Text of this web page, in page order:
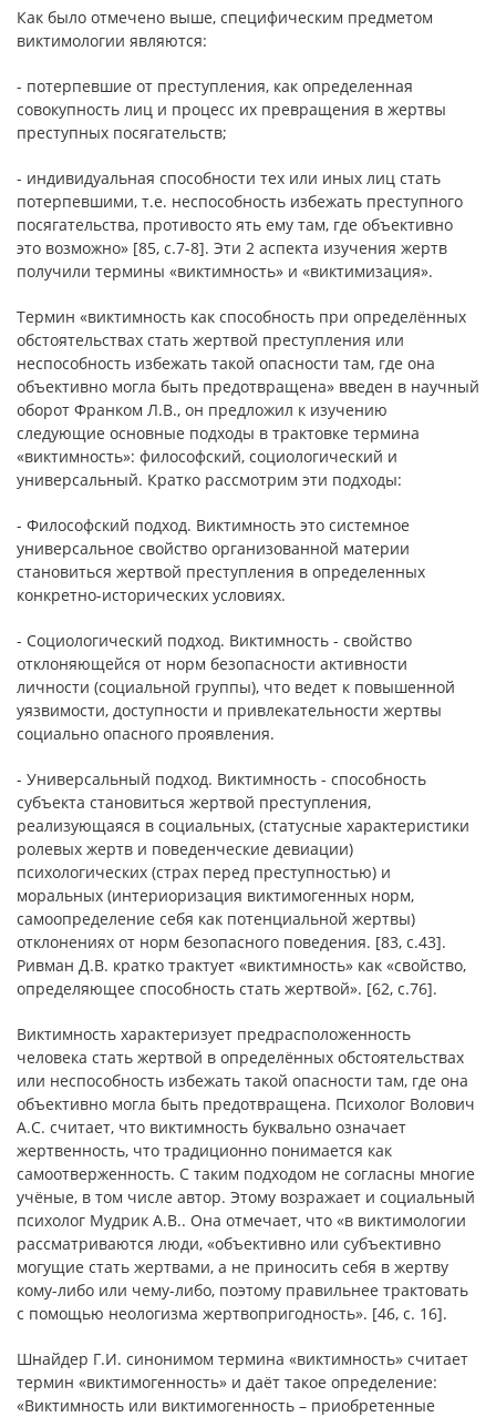
Как было отмечено выше, специфическим предметом
виктимологии являются:
- потерпевшие от преступления, как определенная
совокупность лиц и процесс их превращения в жертвы
преступных посягательств;
- индивидуальная способности тех или иных лиц стать
потерпевшими, т.е. неспособность избежать преступного
посягательства, противосто ять ему там, где объективно
это возможно» [85, c.7-8]. Эти 2 аспекта изучения жертв
получили термины «виктимность» и «виктимизация».
Термин «виктимность как способность при определённых
обстоятельствах стать жертвой преступления или
неспособность избежать такой опасности там, где она
объективно могла быть предотвращена» введен в научный
оборот Франком Л.В., он предложил к изучению
следующие основные подходы в трактовке термина
«виктимность»: философский, социологический и
универсальный. Кратко рассмотрим эти подходы:
- Философский подход. Виктимность это системное
универсальное свойство организованной материи
становиться жертвой преступления в определенных
конкретно-исторических условиях.
- Социологический подход. Виктимность - свойство
отклоняющейся от норм безопасности активности
личности (социальной группы), что ведет к повышенной
уязвимости, доступности и привлекательности жертвы
социально опасного проявления.
- Универсальный подход. Виктимность - способность
субъекта становиться жертвой преступления,
реализующаяся в социальных, (статусные характеристики
ролевых жертв и поведенческие девиации)
психологических (страх перед преступностью) и
моральных (интериоризация виктимогенных норм,
самоопределение себя как потенциальной жертвы)
отклонениях от норм безопасного поведения. [83, c.43].
Ривман Д.В. кратко трактует «виктимность» как «свойство,
определяющее способность стать жертвой». [62, c.76].
Виктимность характеризует предрасположенность
человека стать жертвой в определённых обстоятельствах
или неспособность избежать такой опасности там, где она
объективно могла быть предотвращена. Психолог Волович
А.С. считает, что виктимность буквально означает
жертвенность, что традиционно понимается как
самоотверженность. С таким подходом не согласны многие
учёные, в том числе автор. Этому возражает и социальный
психолог Мудрик А.В.. Она отмечает, что «в виктимологии
рассматриваются люди, «объективно или субъективно
могущие стать жертвами, а не приносить себя в жертву
кому-либо или чему-либо, поэтому правильнее трактовать
с помощью неологизма жертвопригодность». [46, c. 16].
Шнайдер Г.И. синонимом термина «виктимность» считает
термин «виктимогенность» и даёт такое определение:
«Виктимность или виктимогенность – приобретенные